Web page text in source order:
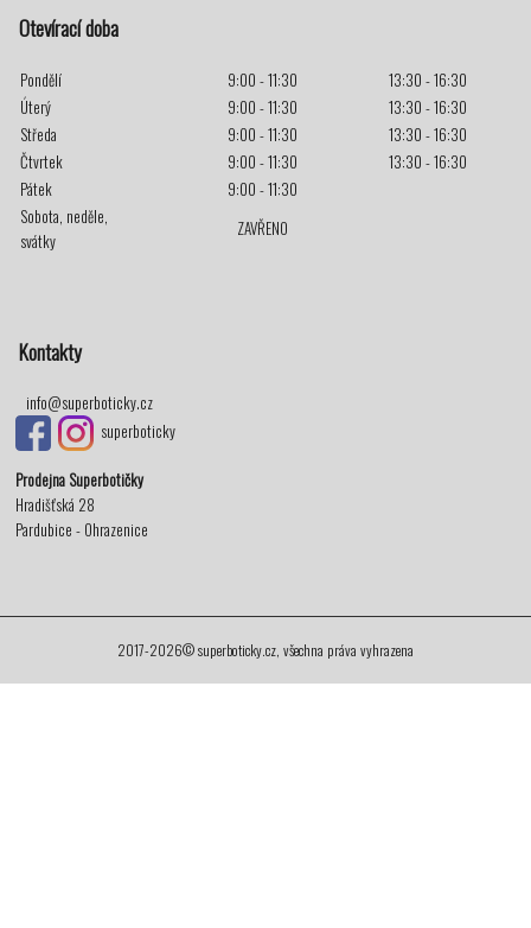
Otevírací doba
Pondělí 9:00 - 11:30
13:30 - 16:30
Úterý
9:00 - 11:30
13:30 - 16:30
Středa
9:00 - 11:30
13:30 - 16:30
Čtvrtek
9:00 - 11:30
13:30 - 16:30
Pátek
9:00 - 11:30
Sobota, neděle,
svátky
ZAVŘENO
Kontakty
info@superboticky.cz
superboticky
Prodejna Superbotičky
Hradišťská 28
Pardubice - Ohrazenice
2017-2026© superboticky.cz, všechna práva vyhrazena